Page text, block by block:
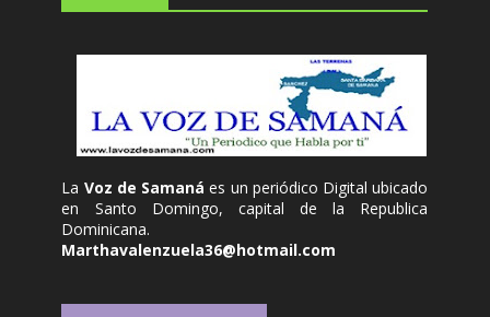
La Voz de Samanáes un periódico Digital ubicado
en Santo Domingo, capital de la Republica
Dominicana.
Marthavalenzuela36@hotmail.com